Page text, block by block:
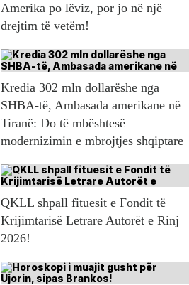
Amerika po lëviz, por jo në një
drejtim të vetëm!
Kredia 302 mln dollarëshe nga
SHBA-të, Ambasada amerikane në
Tiranë: Do të mbështesë
modernizimin e mbrojtjes shqiptare
QKLL shpall fituesit e Fondit të
Krijimtarisë Letrare Autorët e Rinj
2026!